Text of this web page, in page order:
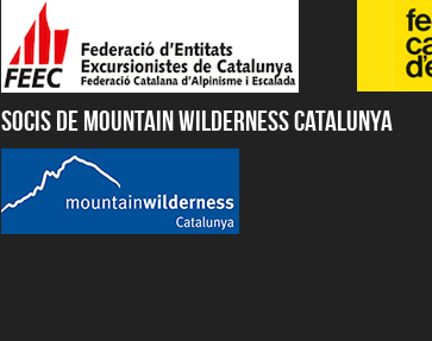
Socis de Mountain Wilderness Catalunya